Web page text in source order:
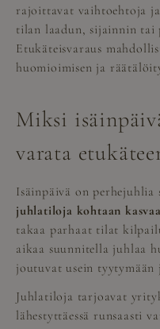
rajoittavat vaihtoehtoja
tilan laadun, sijainnin tai
Etukäteisvaraus
huomioimisen ja
Miksi
varata
Isäinpäivä on
juhlatiloja kohtaan
takaa parhaat tilat
aikaa suunnitella juhlaa
joutuvat usein
Juhlatiloja tarjoavat
lähestyttäessä runsaasti